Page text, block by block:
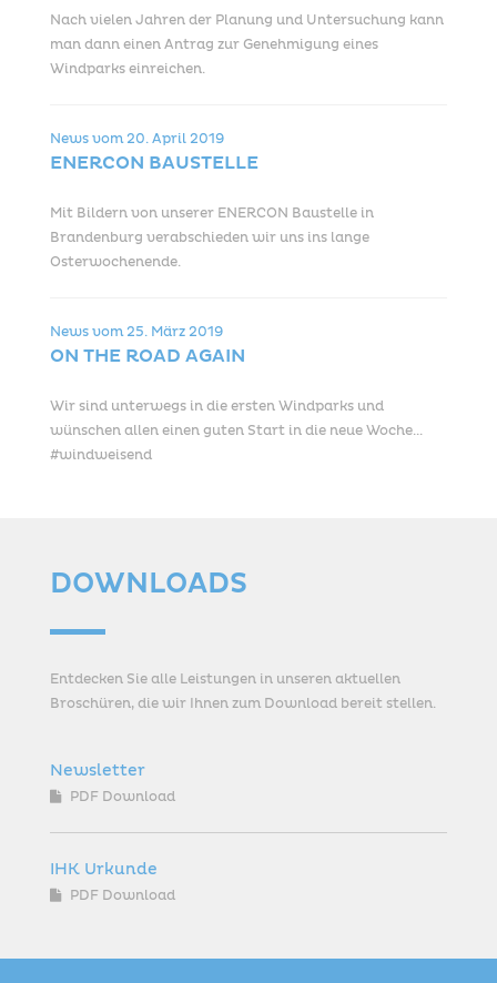
Nach vielen Jahren der Planung und Untersuchung kann
man dann einen Antrag zur Genehmigung eines
Windparks einreichen.
News vom20. April 2019
ENERCON BAUSTELLE
Mit Bildern von unserer ENERCON Baustelle in
Brandenburg verabschieden wir uns ins lange
Osterwochenende.
News vom25. März 2019
ON THE ROAD AGAIN
Wir sind unterwegs in die ersten Windparks und
wünschen allen einen guten Start in die neue Woche...
#windweisend
DOWNLOADS
Entdecken Sie alle Leistungen in unseren aktuellen
Broschüren, die wir Ihnen zum Download bereit stellen.
Newsletter
PDF Download
IHK Urkunde
PDF Download